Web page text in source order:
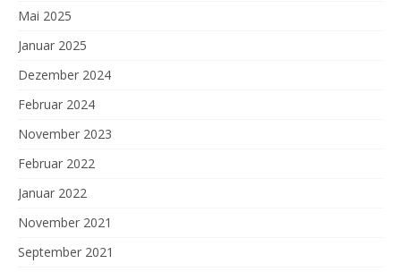
Mai 2025
Januar 2025
Dezember 2024
Februar 2024
November 2023
Februar 2022
Januar 2022
November 2021
September 2021